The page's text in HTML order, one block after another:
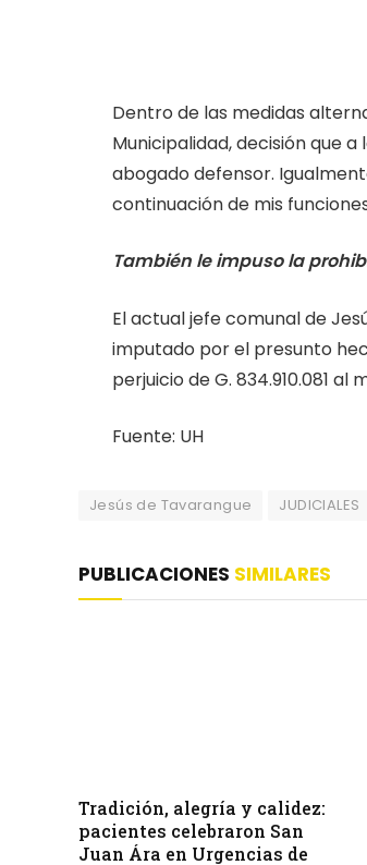
Dentro de las medidas
Municipalidad, decisión que
abogado defensor.
continuación de mis
También le impuso la
El actual jefe comunal de
imputado por el presunto
perjuicio de G. 834.910.081
Fuente: UH
Jesús de Tavarangue JUDICIALES
PUBLICACIONES SIMILARES
Tradición, alegría y calidez:
pacientes celebraron San
Juan Ára en Urgencias de